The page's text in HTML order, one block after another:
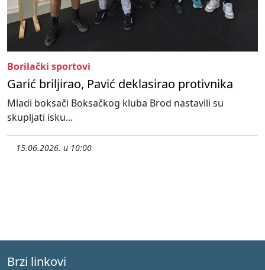
Borilački sportovi
Garić briljirao, Pavić deklasirao protivnika
Mladi boksači Boksačkog kluba Brod nastavili su
skupljati isku...
15.06.2026. u 10:00
Brzi linkovi